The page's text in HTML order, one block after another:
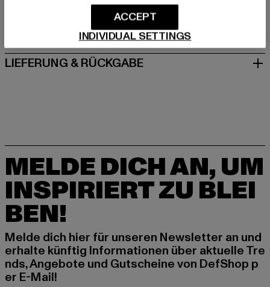
GRÖSSE & PASSFORM
PFLEGEHINWEISE
LIEFERUNG & RÜCKGABE
MELDE DICH AN, UM
INSPIRIERT ZU BLEI
BEN!
Melde dich hier für unseren Newsletter an und
erhalte künftig Informationen über aktuelle Tre
nds, Angebote und Gutscheine von DefShop p
er E-Mail!
INDIVIDUAL SETTINGS
ACCEPT